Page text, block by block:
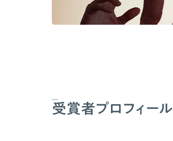
受賞者プロフィール